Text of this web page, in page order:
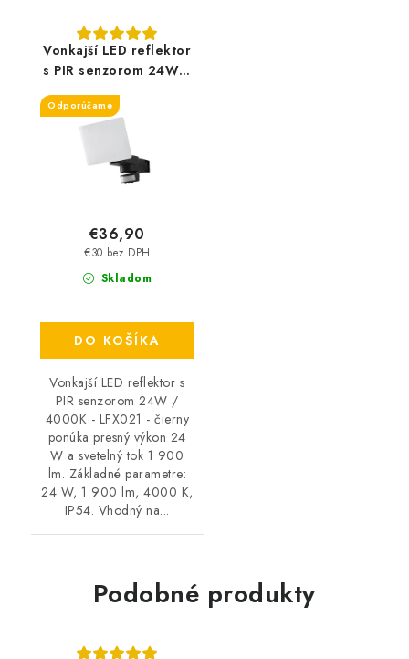
Vonkajší LED reflektor
s PIR senzorom 24W /
4000K - LFX021 -
čierny
Odporúčame
Skladom
€30 bez DPH
€36,90
DO KOŠÍKA
Vonkajší LED reflektor s
PIR senzorom 24W /
4000K - LFX021 - čierny
ponúka presný výkon 24
W a svetelný tok 1 900
lm. Základné parametre:
24 W, 1 900 lm, 4000 K,
IP54. Vhodný na...
Podobné produkty